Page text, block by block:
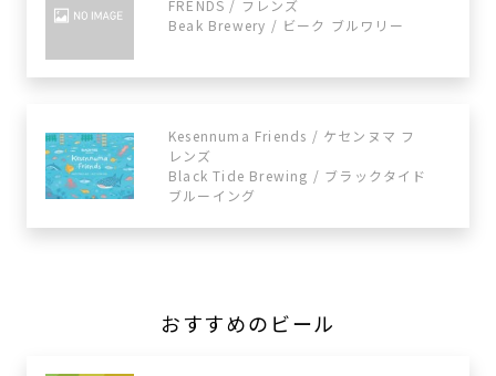
FRENDS / フレンズ
Beak Brewery / ビーク ブルワリー
Kesennuma Friends / ケセンヌマ フ
レンズ
Black Tide Brewing / ブラックタイド
ブルーイング
おすすめのビール